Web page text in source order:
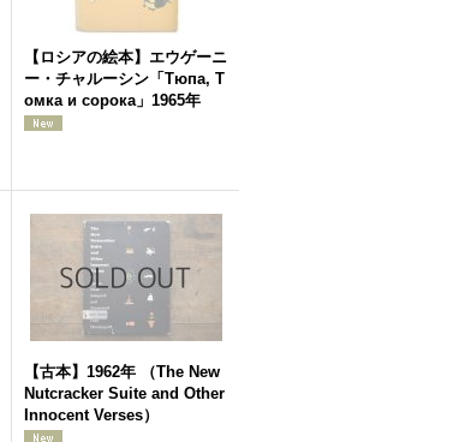
【ロシアの絵本】エウゲーニ
ー・チャルーシン「Тюпа, Т
омка и сорока」1965年
【古本】1962年 （The New
Nutcracker Suite and Other
Innocent Verses）